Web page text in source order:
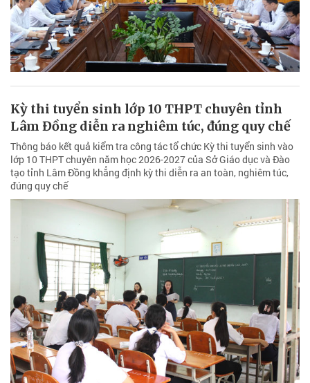
Kỳ thi tuyển sinh lớp 10 THPT chuyên tỉnh
Lâm Đồng diễn ra nghiêm túc, đúng quy chế
Thông báo kết quả kiểm tra công tác tổ chức Kỳ thi tuyển sinh vào
lớp 10 THPT chuyên năm học 2026-2027 của Sở Giáo dục và Đào
tạo tỉnh Lâm Đồng khẳng định kỳ thi diễn ra an toàn, nghiêm túc,
đúng quy chế